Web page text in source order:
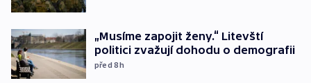
„Musíme zapojit ženy.“ Litevští
politici zvažují dohodu o demografii
před 8h